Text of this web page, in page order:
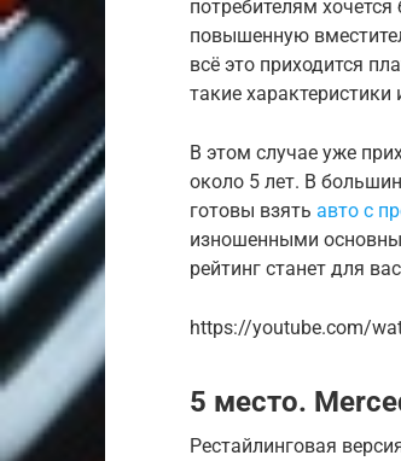
потребителям
повышенную
всё это приходится
такие
В этом случае уже
около 5 лет. В
готовы взять авто с
изношенными
рейтинг станет для
https://youtube.com/
5 место.
Рестайлинговая